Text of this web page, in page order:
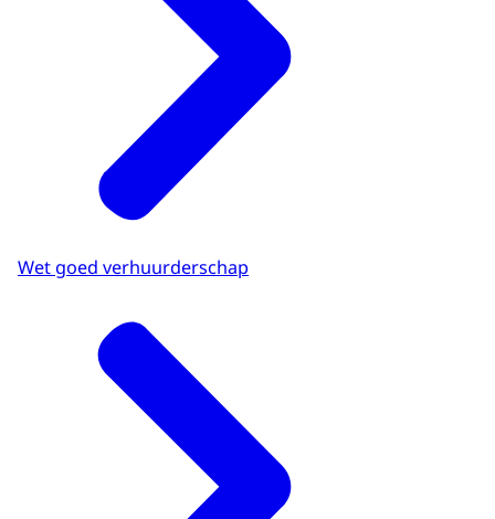
Wet goed verhuurderschap